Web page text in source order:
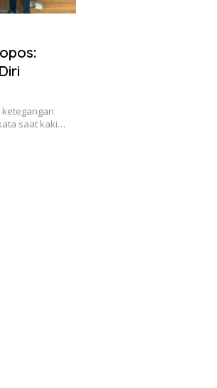
ketegangan
saat kaki…